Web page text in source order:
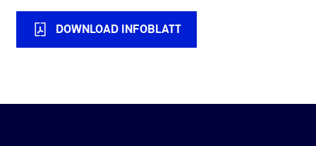
DOWNLOAD INFOBLATT